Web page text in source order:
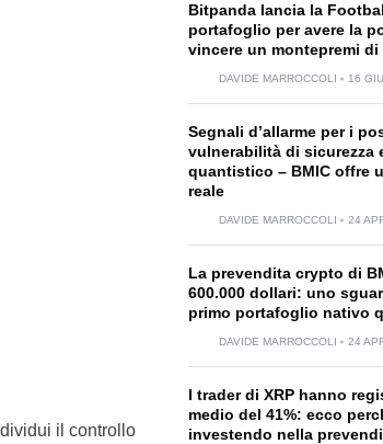
il controllo
Bitpanda lancia la
portafoglio per avere la
vincere un montepremi di
DAVIDE MARROCCOLI 16
Segnali d’allarme per i
vulnerabilità di sicurezza
quantistico – BMIC offre
reale
DAVIDE MARROCCOLI 24
La prevendita crypto di
600.000 dollari: uno
primo portafoglio nativo
DAVIDE MARROCCOLI 24
I trader di XRP hanno
medio del 41%: ecco
investendo nella